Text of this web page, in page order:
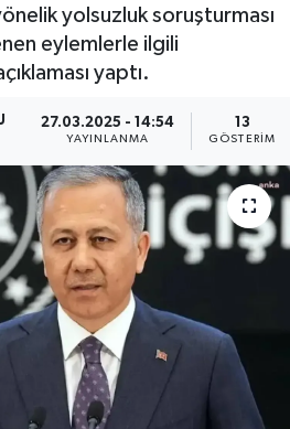
yolsuzluk soruşturması
eylemlerle ilgili
yaptı.
27.03.2025 - 14:54
YAYINLANMA
13
GÖSTERIM